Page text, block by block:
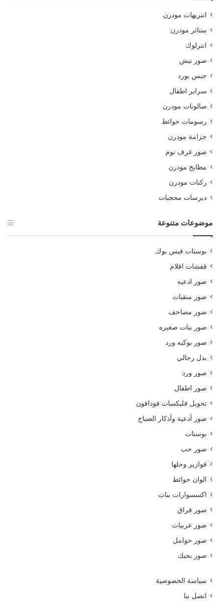
انتريهات مودرن
ستائر مودرن
انترلوك
صور نيش
جبس بورد
سراير اطفال
صالونات مودرن
رسومات حوائط
جزامة مودرن
صور غرف نوم
مطابخ مودرن
ركنات مودرن
ديرسات محجبات
موضوعات متنوعة
بوستات فيس بوك
قفشات افلام
صور ادعيه
صور منقبات
صور مصاحف
صور بنات صغيره
صور بوكيه ورد
بدل رجالي
صور ورد
صور اطفال
تحويل فليكسات فودافون
صور أدعية وأذكار الصباح
بوستات
صور حب
فوازير وحلها
الوان حوائط
اكسسوارات بنات
صور فراق
صور عربيات
صور حوامل
صور بحبك
سياسة الخصوصية
اتصل بنا